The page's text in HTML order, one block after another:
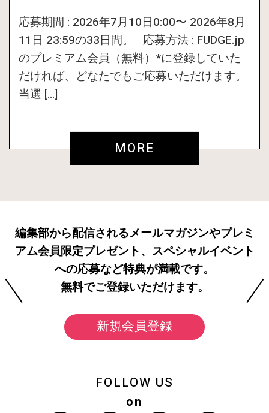
応募期間 : 2026年7月10日0:00〜 2026年8月
11日 23:59の33日間。 応募方法 : FUDGE.jp
のプレミアム会員（無料）*に登録していた
だければ、どなたでもご応募いただけます。
当選 […]
MORE
編集部から配信されるメールマガジンやプレミ
アム会員限定プレゼント、スペシャルイベント
への応募など特典が満載です。
無料でご登録いただけます。
新規会員登録
FOLLOW US
on